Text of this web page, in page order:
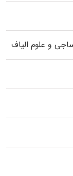
و علوم الیاف